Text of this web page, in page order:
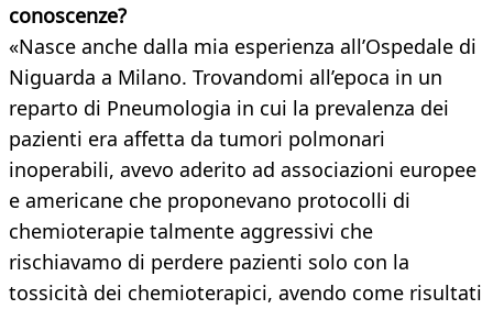
conoscenze?
«Nasce anche dalla mia esperienza all’Ospedale di
Niguarda a Milano. Trovandomi all’epoca in un
reparto di Pneumologia in cui la prevalenza dei
pazienti era affetta da tumori polmonari
inoperabili, avevo aderito ad associazioni europee
e americane che proponevano protocolli di
chemioterapie talmente aggressivi che
rischiavamo di perdere pazienti solo con la
tossicità dei chemioterapici, avendo come risultati